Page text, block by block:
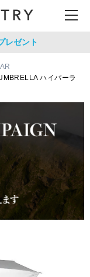
レゼント
ハイパーラ